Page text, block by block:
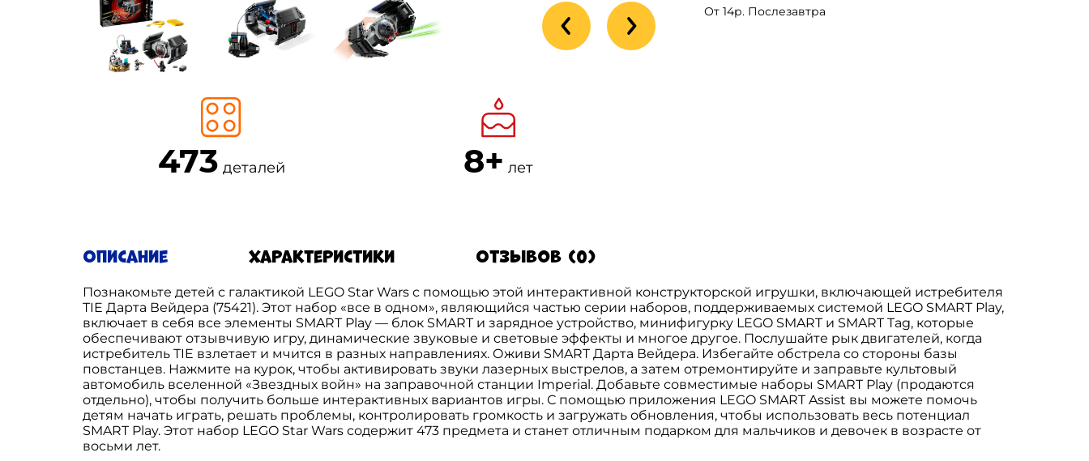
От 14р. Послезавтра
473 деталей 8+ лет
Описание Характеристики Отзывов (0)
Познакомьте детей с галактикой LEGO Star Wars с помощью этой интерактивной конструкторской игрушки, включающей истребителя
TIE Дарта Вейдера (75421). Этот набор «все в одном», являющийся частью серии наборов, поддерживаемых системой LEGO SMART Play,
включает в себя все элементы SMART Play — блок SMART и зарядное устройство, минифигурку LEGO SMART и SMART Tag, которые
обеспечивают отзывчивую игру, динамические звуковые и световые эффекты и многое другое. Послушайте рык двигателей, когда
истребитель TIE взлетает и мчится в разных направлениях. Оживи SMART Дарта Вейдера. Избегайте обстрела со стороны базы
повстанцев. Нажмите на курок, чтобы активировать звуки лазерных выстрелов, а затем отремонтируйте и заправьте культовый
автомобиль вселенной «Звездных войн» на заправочной станции Imperial. Добавьте совместимые наборы SMART Play (продаются
отдельно), чтобы получить больше интерактивных вариантов игры. С помощью приложения LEGO SMART Assist вы можете помочь
детям начать играть, решать проблемы, контролировать громкость и загружать обновления, чтобы использовать весь потенциал
SMART Play. Этот набор LEGO Star Wars содержит 473 предмета и станет отличным подарком для мальчиков и девочек в возрасте от
восьми лет.